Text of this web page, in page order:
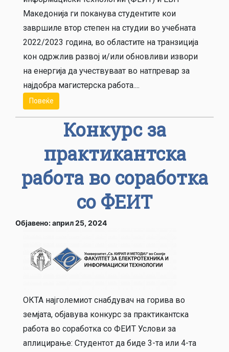
Македонија ги поканува студентите кои
завршиле втор степен на студии во учебната
2022/2023 година, во областите на транзиција
кон одржлив развој и/или обновливи извори
на енергија да учествуваат во натпревар за
најдобра магистерска работа....
Повеќе
Конкурс за
практикантска
работа во соработка
со ФЕИТ
Објавено: април 25, 2024
ОКТА најголемиот снабдувач на горива во
земјата, објавува конкурс за практикантска
работа во соработка со ФЕИТ Услови за
аплицирање: Студентот да биде 3-та или 4-та